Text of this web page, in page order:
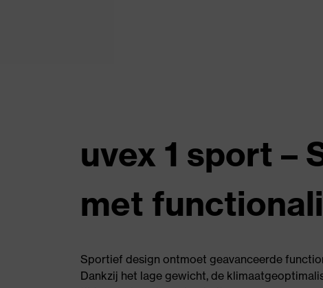
uvex 1 sport –
met
Sportief design ontmoet geavanceerde
Dankzij het lage gewicht, de